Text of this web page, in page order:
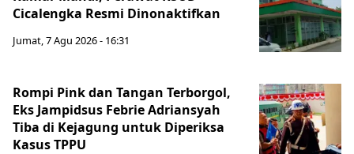
Cicalengka Resmi Dinonaktifkan
Jumat, 7 Agu 2026 - 16:31
Rompi Pink dan Tangan Terborgol,
Eks Jampidsus Febrie Adriansyah
Tiba di Kejagung untuk Diperiksa
Kasus TPPU